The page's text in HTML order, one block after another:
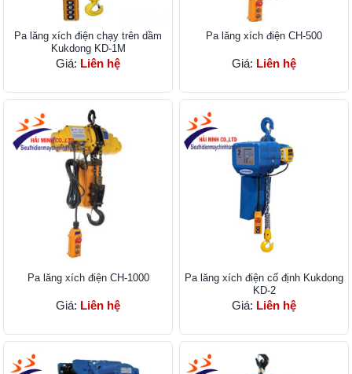
Pa lăng xích điện chạy trên dầm
Kukdong KD-1M
Giá: Liên hệ
Pa lăng xích điện CH-500
Giá: Liên hệ
Pa lăng xích điện CH-1000
Giá: Liên hệ
Pa lăng xích điện cố định Kukdong
KD-2
Giá: Liên hệ